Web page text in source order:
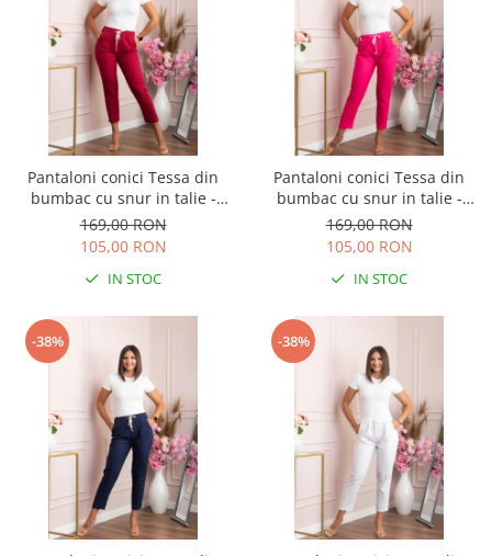
Pantaloni conici Tessa din
bumbac cu snur in talie -
Grena
169,00 RON
105,00 RON
IN STOC
Pantaloni conici Tessa din
bumbac cu snur in talie -
Ciclam
169,00 RON
105,00 RON
IN STOC
-38% -38%